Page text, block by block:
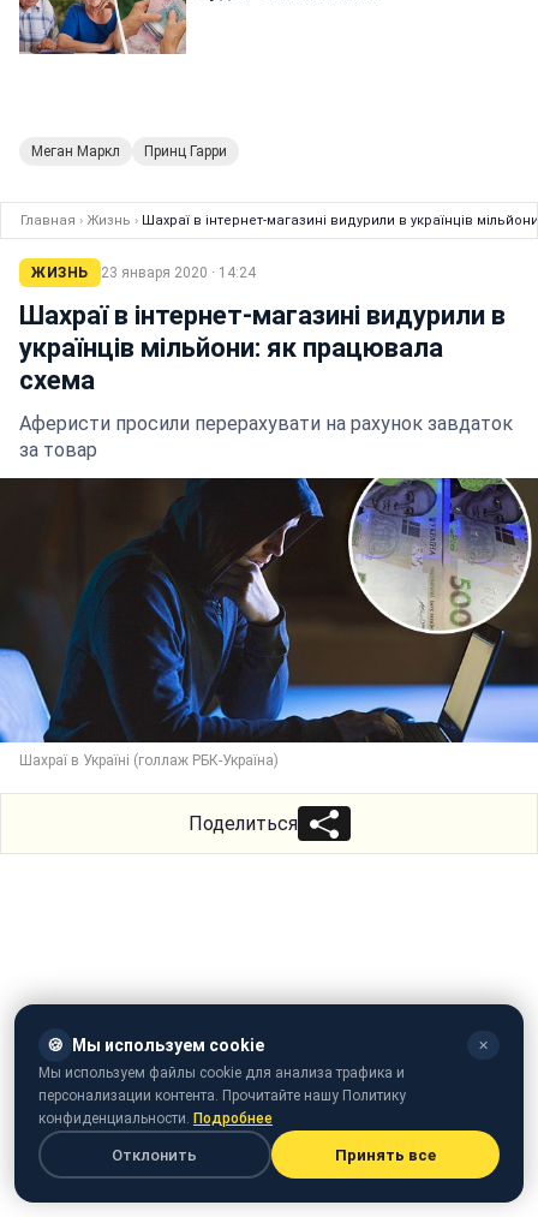
Меган Маркл Принц Гарри
Главная › Жизнь › Шахраї в інтернет-магазині видурили в українців
ЖИЗНЬ 23 января 2020 · 14:24
Шахраї в інтернет-магазині видурили в
українців мільйони: як працювала
схема
Аферисти просили перерахувати на рахунок завдаток
за товар
Шахраї в Україні (голлаж РБК-Україна)
Поделиться
🍪 Мы используем cookie ✕
Мы используем файлы cookie для анализа трафика и
персонализации контента. Прочитайте нашу Политику
конфиденциальности. Подробнее
Отклонить Принять все